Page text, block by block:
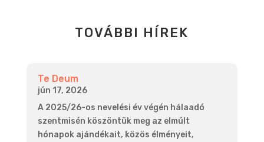
TOVÁBBI HÍREK
Te Deum
jún 17, 2026
A 2025/26-os nevelési év végén hálaadó
szentmisén köszöntük meg az elmúlt
hónapok ajándékait, közös élményeit,